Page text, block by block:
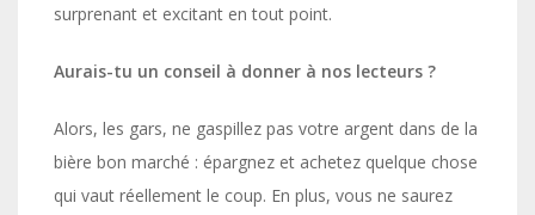
surprenant et excitant en tout point.
Aurais-tu un conseil à donner à nos lecteurs ?
Alors, les gars, ne gaspillez pas votre argent dans de la
bière bon marché : épargnez et achetez quelque chose
qui vaut réellement le coup. En plus, vous ne saurez